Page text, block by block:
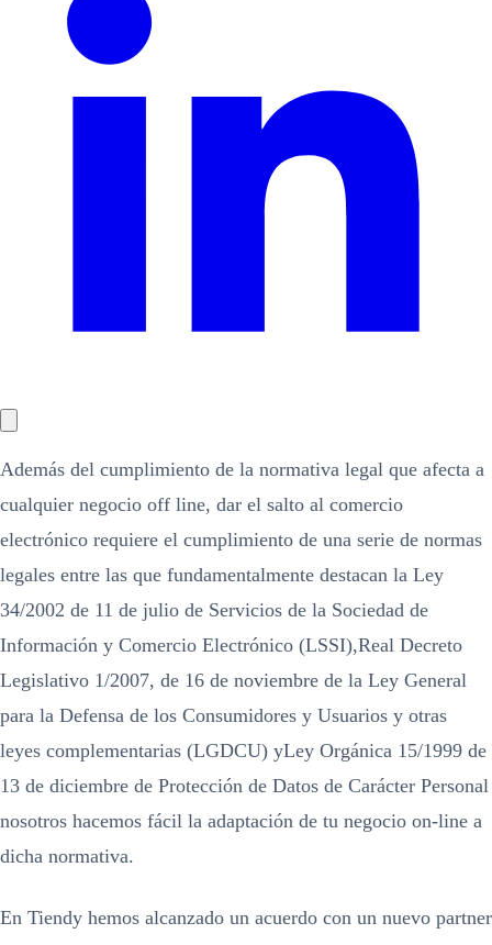
Además del cumplimiento de la normativa legal que afecta a
cualquier negocio off line, dar el salto al comercio
electrónico requiere el cumplimiento de una serie de normas
legales entre las que fundamentalmente destacan la Ley
34/2002 de 11 de julio de Servicios de la Sociedad de
Información y Comercio Electrónico (LSSI),Real Decreto
Legislativo 1/2007, de 16 de noviembre de la Ley General
para la Defensa de los Consumidores y Usuarios y otras
leyes complementarias (LGDCU) yLey Orgánica 15/1999 de
13 de diciembre de Protección de Datos de Carácter Personal
nosotros hacemos fácil la adaptación de tu negocio on-line a
dicha normativa.
En Tiendy hemos alcanzado un acuerdo con un nuevo partner